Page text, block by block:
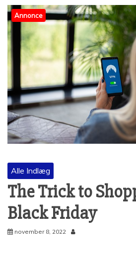
Annonce
Alle Indlæg
The Trick to
Black Friday
november 8, 2022